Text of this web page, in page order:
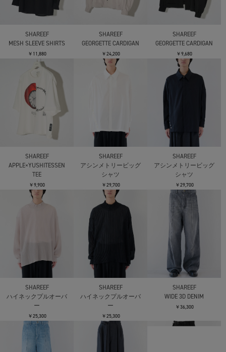
SHAREEF
MESH SLEEVE SHIRTS
￥11,880
SHAREEF
GEORGETTE CARDIGAN
￥24,200
SHAREEF
GEORGETTE CARDIGAN
￥9,680
SHAREEF
APPLE×YUSHITESSEN
TEE
￥9,900
SHAREEF
アシンメトリービッグ
シャツ
￥29,700
SHAREEF
アシンメトリービッグ
シャツ
￥29,700
SHAREEF
ハイネックプルオーバ
ー
￥25,300
SHAREEF
ハイネックプルオーバ
ー
￥25,300
SHAREEF
WIDE 3D DENIM
￥36,300